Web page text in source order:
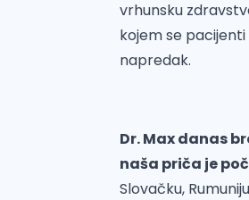
vrhunsku
kojem se
napredak.
Dr. Max danas
naša priča je
Slovačku,